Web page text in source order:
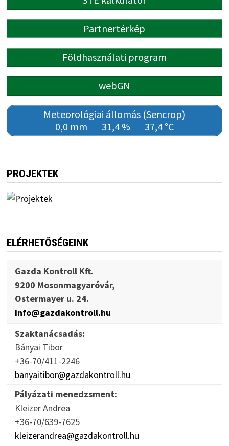
Partnertérkép
Földhasználati program
webGN
Meteorológiai állomás (Sencrop)
0,0 mm
31,4 % 37,4 °C
PROJEKTEK
ELÉRHETŐSÉGEINK
Gazda Kontroll Kft.
9200 Mosonmagyaróvár,
Ostermayer u. 24.
info@gazdakontroll.hu
Szaktanácsadás:
Bányai Tibor
+36-70/411-2246
banyaitibor@gazdakontroll.hu
Pályázati menedzsment:
Kleizer Andrea
+36-70/639-7625
kleizerandrea@gazdakontroll.hu